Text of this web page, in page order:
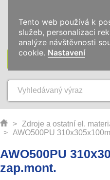
> Zdroje a ostatní el.
> AWO500PU
AWO500PU
zap.mont.
Tento web používá k
služeb, personalizaci
analýze návštěvnosti
cookie. Nastavení